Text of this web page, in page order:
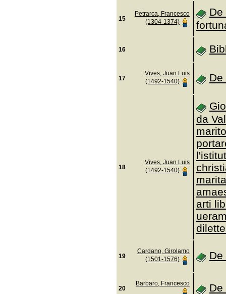
15
Petrarca, Francesco
(1304-1374)
De
16
17
Vives, Juan Luis
(1492-1540)
De
18
Vives, Juan Luis
(1492-1540)
da
arti
19
Cardano, Girolamo
(1501-1576)
De
20
Barbaro, Francesco De